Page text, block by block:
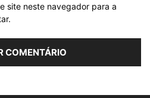
site neste navegador para a